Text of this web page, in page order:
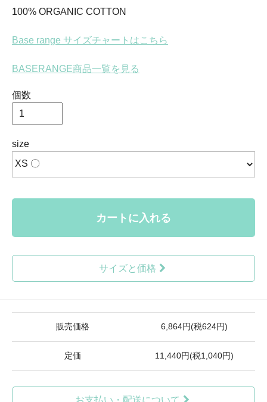
100% ORGANIC COTTON
Base range サイズチャートはこちら
BASERANGE商品一覧を見る
個数
size
カートに入れる
サイズと価格
販売価格 6,864円(税624円)
定価 11,440円(税1,040円)
お支払い・配送について